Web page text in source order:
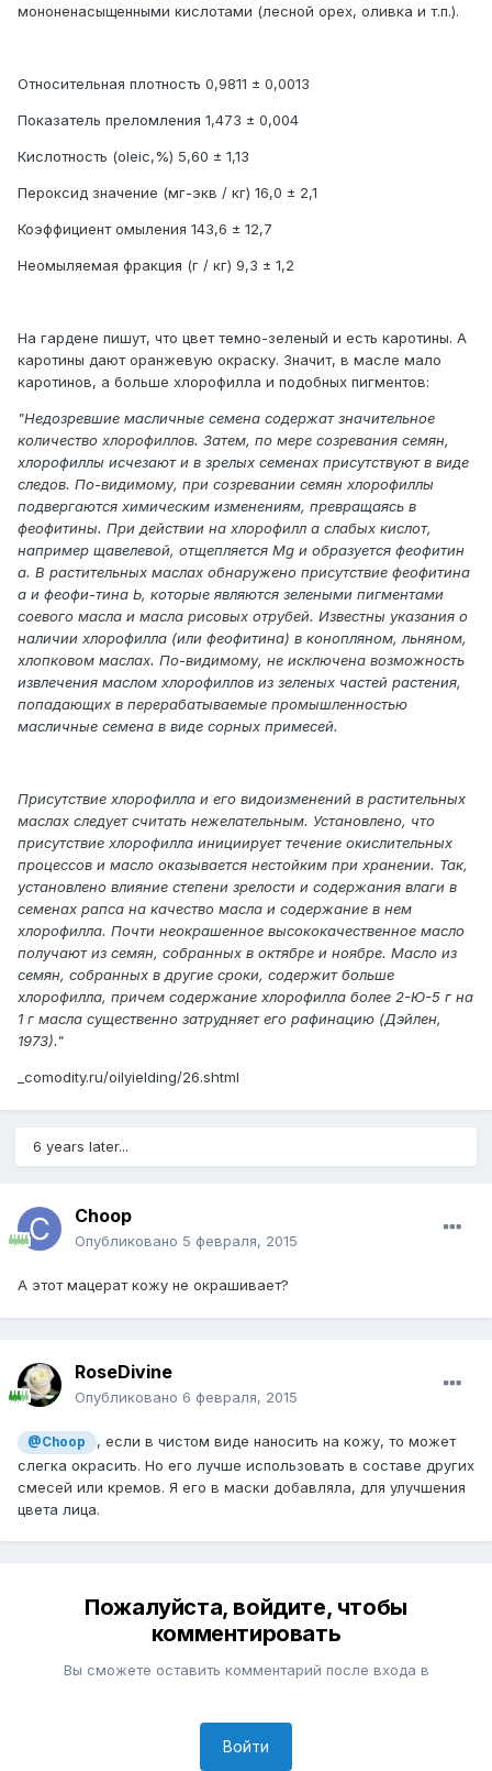
мононенасыщенными кислотами (лесной орех, оливка и т.п.).
Относительная плотность 0,9811 ± 0,0013
Показатель преломления 1,473 ± 0,004
Кислотность (oleic,%) 5,60 ± 1,13
Пероксид значение (мг-экв / кг) 16,0 ± 2,1
Коэффициент омыления 143,6 ± 12,7
Неомыляемая фракция (г / кг) 9,3 ± 1,2
На гардене пишут, что цвет темно-зеленый и есть каротины. А
каротины дают оранжевую окраску. Значит, в масле мало
каротинов, а больше хлорофилла и подобных пигментов:
"Недозревшие масличные семена содержат значительное
количество хлорофиллов. Затем, по мере созревания семян,
хлорофиллы исчезают и в зрелых семенах присутствуют в виде
следов. По-видимому, при созревании семян хлорофиллы
подвергаются химическим изменениям, превращаясь в
феофитины. При действии на хлорофилл а слабых кислот,
например щавелевой, отщепляется Mg и образуется феофитин
а. В растительных маслах обнаружено присутствие феофитина
а и феофи-тина Ь, которые являются зелеными пигментами
соевого масла и масла рисовых отрубей. Известны указания о
наличии хлорофилла (или феофитина) в конопляном, льняном,
хлопковом маслах. По-видимому, не исключена возможность
извлечения маслом хлорофиллов из зеленых частей растения,
попадающих в перерабатываемые промышленностью
масличные семена в виде сорных примесей.
Присутствие хлорофилла и его видоизменений в растительных
маслах следует считать нежелательным. Установлено, что
присутствие хлорофилла инициирует течение окислительных
процессов и масло оказывается нестойким при хранении. Так,
установлено влияние степени зрелости и содержания влаги в
семенах рапса на качество масла и содержание в нем
хлорофилла. Почти неокрашенное высококачественное масло
получают из семян, собранных в октябре и ноябре. Масло из
семян, собранных в другие сроки, содержит больше
хлорофилла, причем содержание хлорофилла более 2-Ю-5 г на
1 г масла существенно затрудняет его рафинацию (Дэйлен,
1973)."
_comodity.ru/oilyielding/26.shtml
6 years later...
Choop
Опубликовано 5 февраля, 2015
А этот мацерат кожу не окрашивает?
RoseDivine
Опубликовано 6 февраля, 2015
@Choop
, если в чистом виде наносить на кожу, то может
слегка окрасить. Но его лучше использовать в составе других
смесей или кремов. Я его в маски добавляла, для улучшения
цвета лица.
Пожалуйста, войдите, чтобы
комментировать
Вы сможете оставить комментарий после входа в
Войти